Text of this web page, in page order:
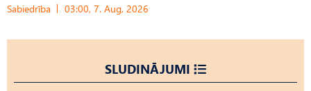
Sabiedrība 03:00, 7. Aug, 2026
SLUDINĀJUMI